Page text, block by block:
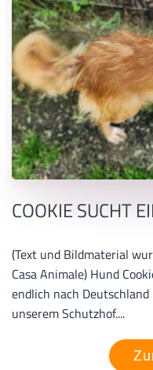
COOKIE SUCHT
(Text und Bildmaterial
Casa Animale) Hund
endlich nach
unserem Schutzhof....